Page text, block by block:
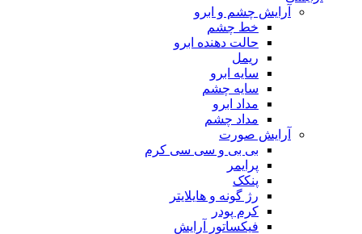
آرایش چشم و ابرو
خط چشم
حالت دهنده ابرو
ریمل
سایه ابرو
سایه چشم
مداد ابرو
مداد چشم
آرایش صورت
بی بی و سی سی کرم
پرایمر
پنکک
رژ گونه و هایلایتر
کرم پودر
فیکساتور آرایش